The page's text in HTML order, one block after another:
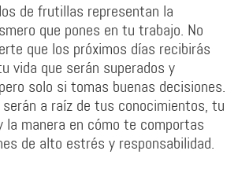
de frutillas representan la
que pones en tu trabajo. No
que los próximos días recibirás
vida que serán superados y
solo si tomas buenas decisiones.
a raíz de tus conocimientos, tu
la manera en cómo te comportas
de alto estrés y responsabilidad.